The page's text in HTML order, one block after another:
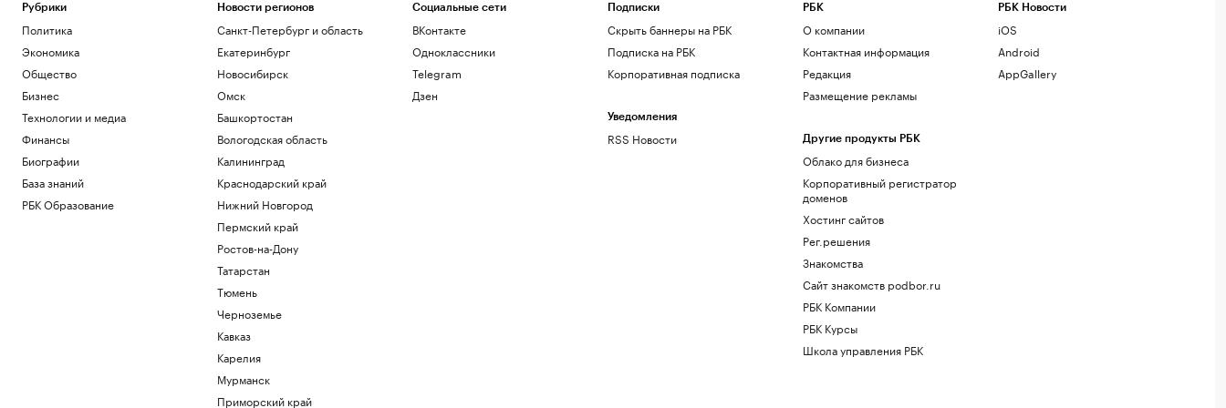
Общество
Арест запросили обвиняемой по делу о
Иран сообщил об «операции против
целей врага» в Ормузском проливе
Политика
Шнайдер обыграла Калинскую и вышла
Спорт
В горах Казахстана эвакуировали еще
одного туриста из России
Рубрики
Политика
Экономика
Общество
Бизнес
Технологии и медиа
Финансы
Биографии
База знаний
РБК Образование
Новости регионов
Санкт-Петербург и область
Екатеринбург
Новосибирск
Омск
Башкортостан
Вологодская область
Калининград
Краснодарский край
Нижний Новгород
Пермский край
Ростов-на-Дону
Татарстан
Тюмень
Черноземье
Кавказ
Карелия
Мурманск
Приморский край
Социальные сети
ВКонтакте
Одноклассники
Telegram
Дзен
Подписки
Скрыть баннеры на РБК
Подписка на РБК
Корпоративная подписка
Уведомления
RSS Новости
РБК
О компании
Контактная информация
Редакция
Размещение рекламы
Другие продукты РБК
Облако для бизнеса
Корпоративный регистратор
доменов
Хостинг сайтов
Рег.решения
Знакомства
Сайт знакомств podbor.ru
РБК Компании
РБК Курсы
Школа управления РБК
РБК Новости
iOS
Android
AppGallery